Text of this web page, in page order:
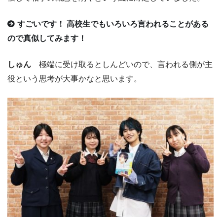
すごいです！ 高校生でもいろいろ言われることがある
ので真似してみます！
しゅん 極端に受け取るとしんどいので、言われる側が主
役という思考が大事かなと思います。